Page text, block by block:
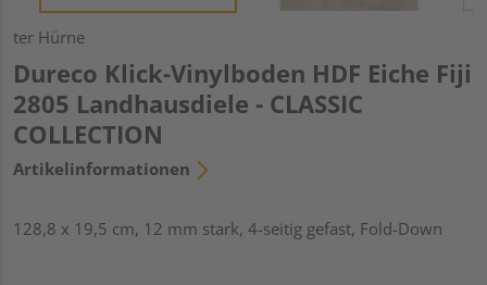
ter Hürne
Dureco Klick-Vinylboden HDF Eiche Fiji
2805 Landhausdiele - CLASSIC
COLLECTION
Artikelinformationen
128,8 x 19,5 cm, 12 mm stark, 4-seitig gefast, Fold-Down